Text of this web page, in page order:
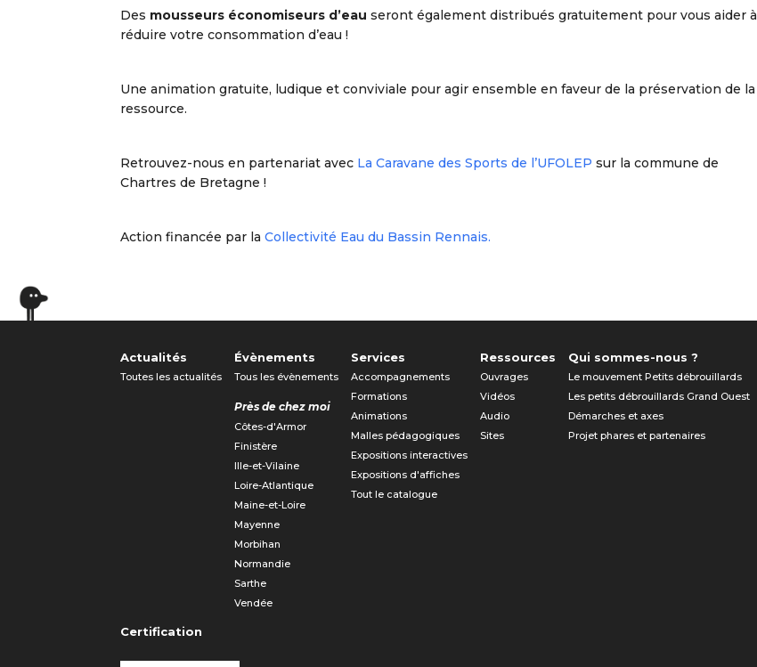
Des mousseurs économiseurs d’eau seront également distribués gratuitement pour vous aider à
réduire votre consommation d’eau !
Une animation gratuite, ludique et conviviale pour agir ensemble en faveur de la préservation de la
ressource.
Retrouvez-nous en partenariat avec La Caravane des Sports de l’UFOLEP sur la commune de
Chartres de Bretagne !
Action financée par la Collectivité Eau du Bassin Rennais.
Actualités
Toutes les actualités
Évènements
Tous les évènements
Près de chez moi
Côtes-d'Armor
Finistère
Ille-et-Vilaine
Loire-Atlantique
Maine-et-Loire
Mayenne
Morbihan
Normandie
Sarthe
Vendée
Services
Accompagnements
Formations
Animations
Malles pédagogiques
Expositions interactives
Expositions d'affiches
Tout le catalogue
Ressources
Ouvrages
Vidéos
Audio
Sites
Qui sommes-nous ?
Le mouvement Petits débrouillards
Les petits débrouillards Grand Ouest
Démarches et axes
Projet phares et partenaires
Certification